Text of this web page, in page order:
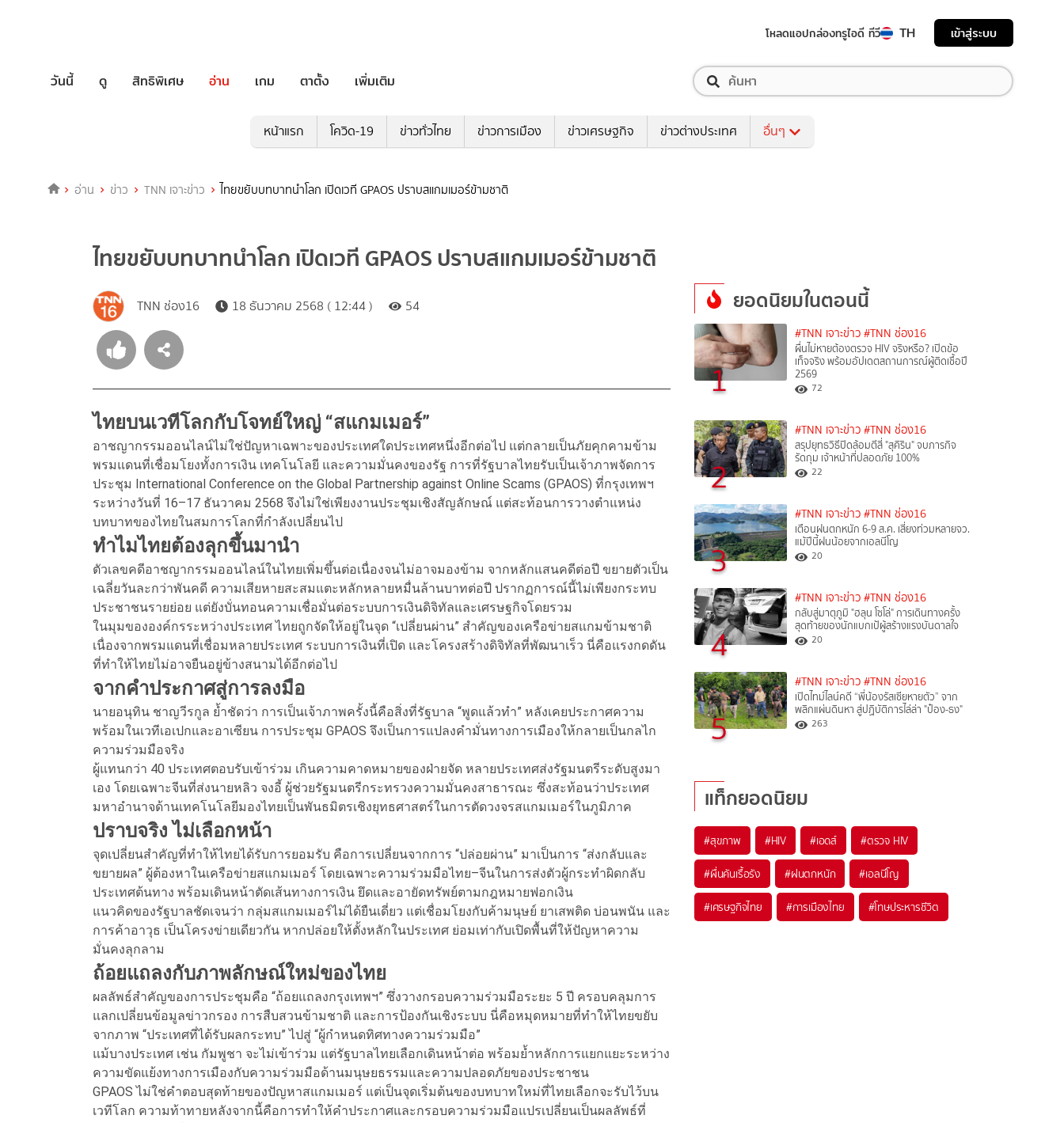
โหลดแอปกล่องทรูไอดี ทีวี TH เข้าสู่ระบบ
วันนี้ ดู สิทธิพิเศษ อ่าน เกม ตาตั้ง เพิ่มเติม
หน้าแรก โควิด-19 ข่าวทั่วไทย ข่าวการเมือง ข่าวเศรษฐกิจ ข่าวต่างประเทศ อื่นๆ
อ่าน ข่าว TNN เจาะข่าว ไทยขยับบทบาทนำโลก เปิดเวที GPAOS ปราบสแกมเมอร์ข้ามชาติ
ไทยขยับบทบาทนำโลก เปิดเวที GPAOS ปราบสแกมเมอร์ข้ามชาติ
TNN ช่อง16 18 ธันวาคม 2568 ( 12:44 ) 54
ไทยบนเวทีโลกกับโจทย์ใหญ่ “สแกมเมอร์”
อาชญากรรมออนไลน์ไม่ใช่ปัญหาเฉพาะของประเทศใดประเทศหนึ่งอีกต่อไป แต่กลายเป็นภัยคุกคามข้าม
พรมแดนที่เชื่อมโยงทั้งการเงิน เทคโนโลยี และความมั่นคงของรัฐ การที่รัฐบาลไทยรับเป็นเจ้าภาพจัดการ
ประชุม International Conference on the Global Partnership against Online Scams (GPAOS) ที่กรุงเทพฯ
ระหว่างวันที่ 16–17 ธันวาคม 2568 จึงไม่ใช่เพียงงานประชุมเชิงสัญลักษณ์ แต่สะท้อนการวางตำแหน่ง
บทบาทของไทยในสมการโลกที่กำลังเปลี่ยนไป
ทำไมไทยต้องลุกขึ้นมานำ
ตัวเลขคดีอาชญากรรมออนไลน์ในไทยเพิ่มขึ้นต่อเนื่องจนไม่อาจมองข้าม จากหลักแสนคดีต่อปี ขยายตัวเป็น
เฉลี่ยวันละกว่าพันคดี ความเสียหายสะสมแตะหลักหลายหมื่นล้านบาทต่อปี ปรากฏการณ์นี้ไม่เพียงกระทบ
ประชาชนรายย่อย แต่ยังบั่นทอนความเชื่อมั่นต่อระบบการเงินดิจิทัลและเศรษฐกิจโดยรวม
ในมุมขององค์กรระหว่างประเทศ ไทยถูกจัดให้อยู่ในจุด “เปลี่ยนผ่าน” สำคัญของเครือข่ายสแกมข้ามชาติ
เนื่องจากพรมแดนที่เชื่อมหลายประเทศ ระบบการเงินที่เปิด และโครงสร้างดิจิทัลที่พัฒนาเร็ว นี่คือแรงกดดัน
ที่ทำให้ไทยไม่อาจยืนอยู่ข้างสนามได้อีกต่อไป
จากคำประกาศสู่การลงมือ
นายอนุทิน ชาญวีรกูล ย้ำชัดว่า การเป็นเจ้าภาพครั้งนี้คือสิ่งที่รัฐบาล “พูดแล้วทำ” หลังเคยประกาศความ
พร้อมในเวทีเอเปกและอาเซียน การประชุม GPAOS จึงเป็นการแปลงคำมั่นทางการเมืองให้กลายเป็นกลไก
ความร่วมมือจริง
ผู้แทนกว่า 40 ประเทศตอบรับเข้าร่วม เกินความคาดหมายของฝ่ายจัด หลายประเทศส่งรัฐมนตรีระดับสูงมา
เอง โดยเฉพาะจีนที่ส่งนายหลิว จงอี้ ผู้ช่วยรัฐมนตรีกระทรวงความมั่นคงสาธารณะ ซึ่งสะท้อนว่าประเทศ
มหาอำนาจด้านเทคโนโลยีมองไทยเป็นพันธมิตรเชิงยุทธศาสตร์ในการตัดวงจรสแกมเมอร์ในภูมิภาค
ปราบจริง ไม่เลือกหน้า
จุดเปลี่ยนสำคัญที่ทำให้ไทยได้รับการยอมรับ คือการเปลี่ยนจากการ “ปล่อยผ่าน” มาเป็นการ “ส่งกลับและ
ขยายผล” ผู้ต้องหาในเครือข่ายสแกมเมอร์ โดยเฉพาะความร่วมมือไทย–จีนในการส่งตัวผู้กระทำผิดกลับ
ประเทศต้นทาง พร้อมเดินหน้าตัดเส้นทางการเงิน ยึดและอายัดทรัพย์ตามกฎหมายฟอกเงิน
แนวคิดของรัฐบาลชัดเจนว่า กลุ่มสแกมเมอร์ไม่ได้ยืนเดี่ยว แต่เชื่อมโยงกับค้ามนุษย์ ยาเสพติด บ่อนพนัน และ
การค้าอาวุธ เป็นโครงข่ายเดียวกัน หากปล่อยให้ตั้งหลักในประเทศ ย่อมเท่ากับเปิดพื้นที่ให้ปัญหาความ
มั่นคงลุกลาม
ถ้อยแถลงกับภาพลักษณ์ใหม่ของไทย
ผลลัพธ์สำคัญของการประชุมคือ “ถ้อยแถลงกรุงเทพฯ” ซึ่งวางกรอบความร่วมมือระยะ 5 ปี ครอบคลุมการ
แลกเปลี่ยนข้อมูลข่าวกรอง การสืบสวนข้ามชาติ และการป้องกันเชิงระบบ นี่คือหมุดหมายที่ทำให้ไทยขยับ
จากภาพ “ประเทศที่ได้รับผลกระทบ” ไปสู่ “ผู้กำหนดทิศทางความร่วมมือ”
แม้บางประเทศ เช่น กัมพูชา จะไม่เข้าร่วม แต่รัฐบาลไทยเลือกเดินหน้าต่อ พร้อมย้ำหลักการแยกแยะระหว่าง
ความขัดแย้งทางการเมืองกับความร่วมมือด้านมนุษยธรรมและความปลอดภัยของประชาชน
GPAOS ไม่ใช่คำตอบสุดท้ายของปัญหาสแกมเมอร์ แต่เป็นจุดเริ่มต้นของบทบาทใหม่ที่ไทยเลือกจะรับไว้บน
เวทีโลก ความท้าทายหลังจากนี้คือการทำให้คำประกาศและกรอบความร่วมมือแปรเปลี่ยนเป็นผลลัพธ์ที่
ยอดนิยมในตอนนี้
1
#TNN เจาะข่าว #TNN ช่อง16
ผื่นไม่หายต้องตรวจ HIV จริงหรือ? เปิดข้อ
เท็จจริง พร้อมอัปเดตสถานการณ์ผู้ติดเชื้อปี
2569
72
2
#TNN เจาะข่าว #TNN ช่อง16
สรุปยุทธวิธีปิดล้อมตีสี่ "สุคิริน" จบภารกิจ
รัดกุม เจ้าหน้าที่ปลอดภัย 100%
22
3
#TNN เจาะข่าว #TNN ช่อง16
เตือนฝนตกหนัก 6-9 ส.ค. เสี่ยงท่วมหลายจว.
แม้ปีนี้ฝนน้อยจากเอลนีโญ
20
4
#TNN เจาะข่าว #TNN ช่อง16
กลับสู่มาตุภูมิ "ฮลุน โซโล่" การเดินทางครั้ง
สุดท้ายของนักแบกเป้ผู้สร้างแรงบันดาลใจ
20
5
#TNN เจาะข่าว #TNN ช่อง16
เปิดไทม์ไลน์คดี “พี่น้องรัสเซียหายตัว” จาก
พลิกแผ่นดินหา สู่ปฏิบัติการไล่ล่า "ป๋อง-ธง"
263
แท็กยอดนิยม
#สุขภาพ #HIV #เอดส์ #ตรวจ HIV
#ผื่นคันเรื้อรัง #ฝนตกหนัก #เอลนีโญ
#เศรษฐกิจไทย #การเมืองไทย #โทษประหารชีวิต